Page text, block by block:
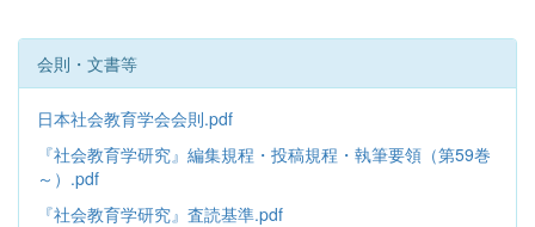
会則・文書等
日本社会教育学会会則.pdf
『社会教育学研究』編集規程・投稿規程・執筆要領（第59巻
～）.pdf
『社会教育学研究』査読基準.pdf